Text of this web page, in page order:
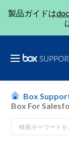
製品ガイドは
Box
Box For